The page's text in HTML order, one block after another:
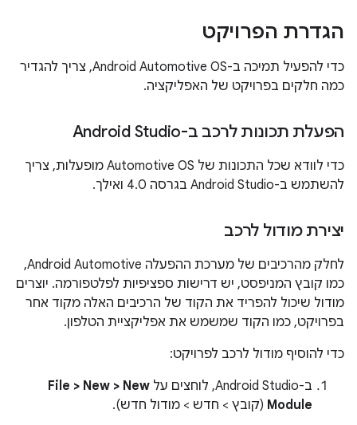
הגדרת הפרויקט
כדי להפעיל תמיכה ב-Android Automotive OS, צריך להגדיר
כמה חלקים בפרויקט של האפליקציה.
הפעלת תכונות לרכב ב-Android Studio
כדי לוודא שכל התכונות של Automotive OS מופעלות, צריך
להשתמש ב-Android Studio בגרסה 4.0 ואילך.
יצירת מודול לרכב
לחלק מהרכיבים של מערכת ההפעלה Android Automotive,
כמו קובץ המניפסט, יש דרישות ספציפיות לפלטפורמה. יוצרים
מודול שיכול להפריד את הקוד של הרכיבים האלה מקוד אחר
בפרויקט, כמו הקוד שמשמש את אפליקציית הטלפון.
כדי להוסיף מודול לרכב לפרויקט:
ב-Android Studio, לוחצים על
File > New > New
Module (קובץ > חדש > מודול חדש).